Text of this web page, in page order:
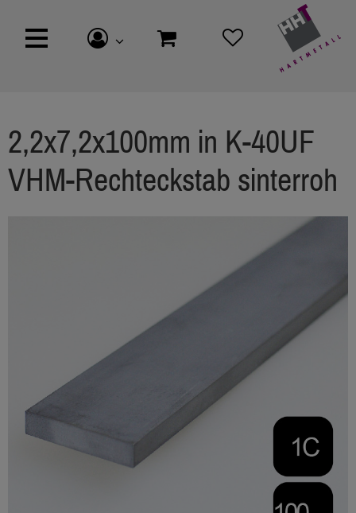
2,2x7,2x100mm in K-40UF
VHM-Rechteckstab sinterroh